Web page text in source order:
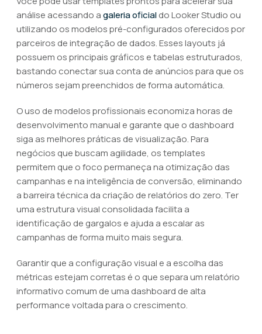
análise acessando agaleria oficialdo Looker Studio ou
utilizando os modelos pré-configurados oferecidos por
parceiros de integração de dados. Esses layouts já
possuem os principais gráficos e tabelas estruturados,
bastando conectar sua conta de anúncios para que os
números sejam preenchidos de forma automática.
O uso de modelos profissionais economiza horas de
desenvolvimento manual e garante que o dashboard
siga as melhores práticas de visualização. Para
negócios que buscam agilidade, os templates
permitem que o foco permaneça na otimização das
campanhas e na inteligência de conversão, eliminando
a barreira técnica da criação de relatórios do zero. Ter
uma estrutura visual consolidada facilita a
identificação de gargalos e ajuda a escalar as
campanhas de forma muito mais segura.
Garantir que a configuração visual e a escolha das
métricas estejam corretas é o que separa um relatório
informativo comum de uma dashboard de alta
performance voltada para o crescimento.